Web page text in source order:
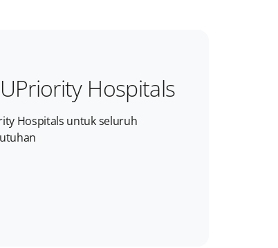
Hospitals
Hospitals untuk seluruh